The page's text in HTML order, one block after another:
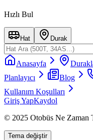
Hızlı Bul
Hat Durak
Anasayfa
Planlayıcı
Blog
Kullanım Koşulları
Giriş YapKaydol
© 2025 Otobüs Ne Zaman
Tema değiştir